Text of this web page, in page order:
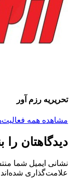
تحریریه رزم آور
مشاهده همه
دیدگاهتان را
نشانی ایمیل شما
علامت‌گذاری شده‌اند